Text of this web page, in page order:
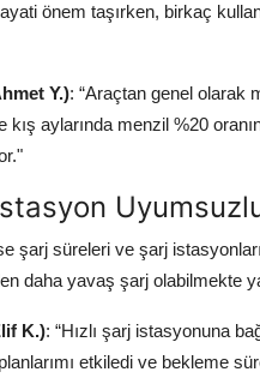
önem taşırken, birkaç
Y.): “Araçtan genel olarak
kış aylarında menzil %20
şarj süreleri ve şarj
daha yavaş şarj olabilmekte
K.): “Hızlı şarj istasyonuna
etkiledi ve bekleme